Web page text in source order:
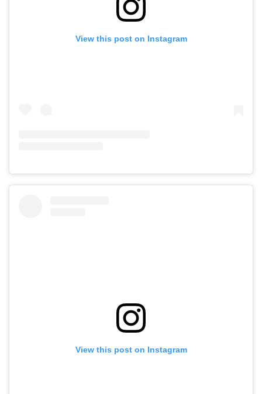
View this post on Instagram
View this post on Instagram